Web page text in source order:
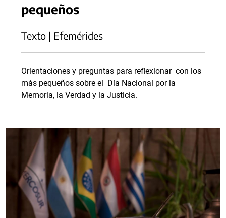
pequeños
Texto | Efemérides
Orientaciones y preguntas para reflexionar con los
más pequeños sobre el Día Nacional por la
Memoria, la Verdad y la Justicia.